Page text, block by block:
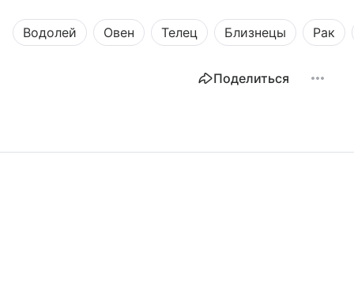
Водолей Овен Телец Близнецы Рак
Поделиться